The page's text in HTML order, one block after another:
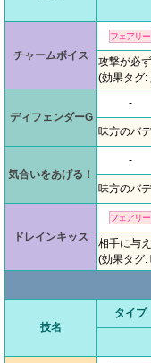
チャームボイス
フェアリー
攻撃が必
(効果タグ:
ディフェンダーG
-
味方のバ
気合いをあげる！
-
味方のバ
ドレインキッス
フェアリー
相手に与
(効果タグ:
技名
タイプ